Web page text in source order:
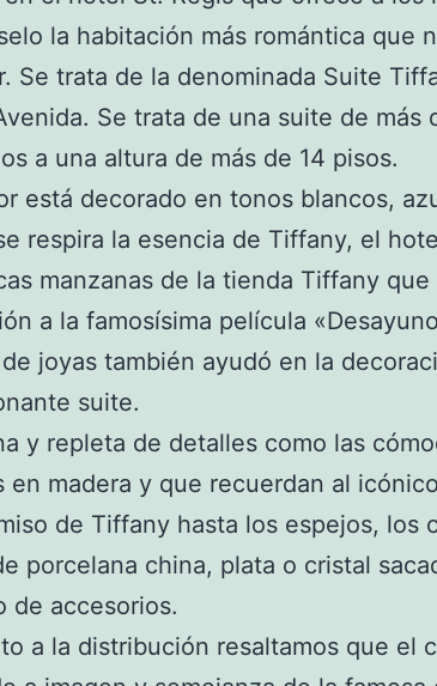
la habitación más romántica que
Se trata de la denominada Suite
Se trata de una suite de más
a una altura de más de 14 pisos.
está decorado en tonos blancos,
respira la esencia de Tiffany, el
manzanas de la tienda Tiffany que
a la famosísima película
de joyas también ayudó en la
suite.
y repleta de detalles como las
en madera y que recuerdan al
de Tiffany hasta los espejos, los
porcelana china, plata o cristal
de accesorios.
a la distribución resaltamos que el